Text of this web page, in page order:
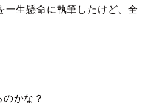
一生懸命に執筆したけど、全
かな？